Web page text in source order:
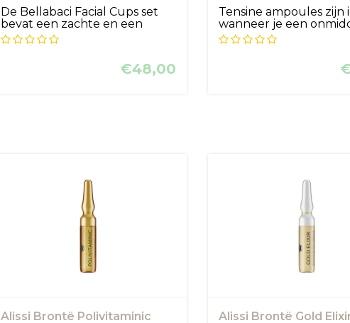
De Bellabaci Facial Cups set
bevat een zachte en een
harde g...
€48,00
Tensine ampoules zijn
wanneer je een
FLA...
Alissi Brontë Polivitaminic
Alissi Brontë Gold